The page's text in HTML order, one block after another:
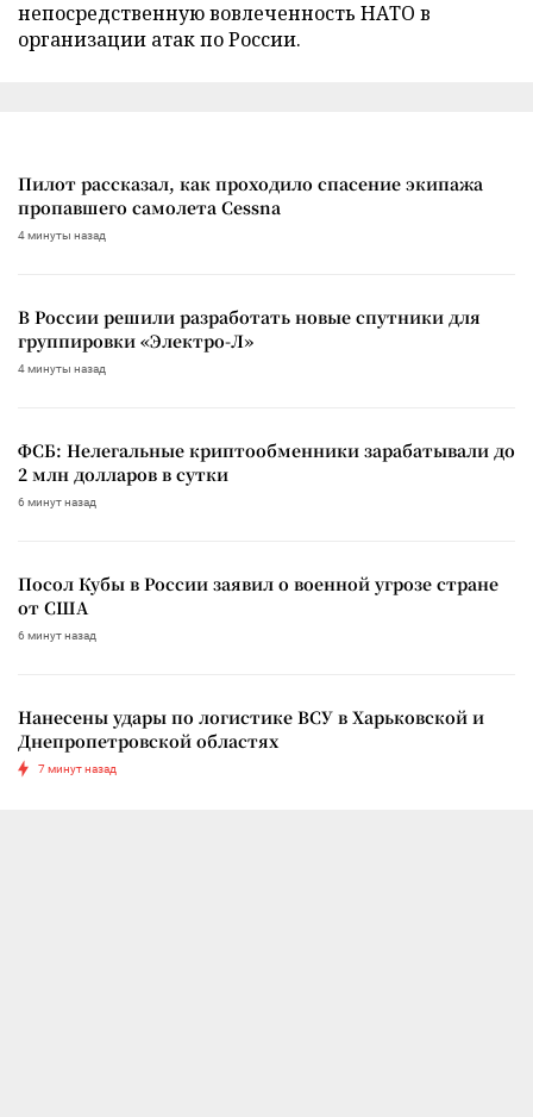
непосредственную вовлеченность НАТО в
организации атак по России.
Пилот рассказал, как проходило спасение экипажа
пропавшего самолета Cessna
4 минуты назад
В России решили разработать новые спутники для
группировки «Электро-Л»
4 минуты назад
ФСБ: Нелегальные криптообменники зарабатывали до
2 млн долларов в сутки
6 минут назад
Посол Кубы в России заявил о военной угрозе стране
от США
6 минут назад
Нанесены удары по логистике ВСУ в Харьковской и
Днепропетровской областях
7 минут назад